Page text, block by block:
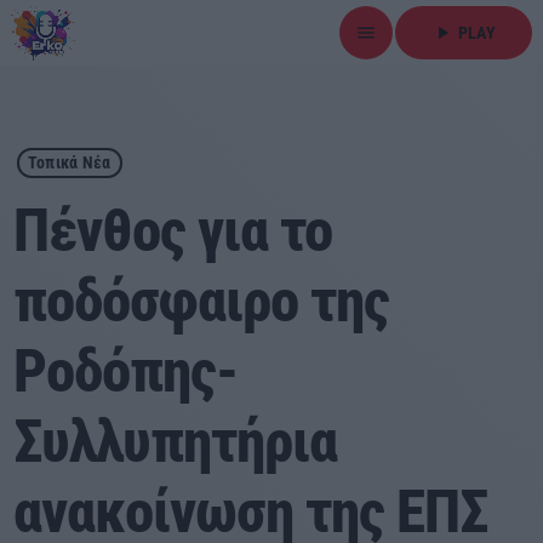
menu play_arrow PLAY
close
play_arrow ΕΡΚΟ
Αρχική
Εκπομπές
Ειδήσεις
Αθλητικά
Τοπικά Νέα
Πένθος για το
ποδόσφαιρο της
Ροδόπης-
Συλλυπητήρια
ανακοίνωση της ΕΠΣ